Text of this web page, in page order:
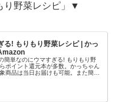
り野菜レシピ」▼
る! もりもり野菜レシピ | かっ
簡単なのにウマすぎる! もりもり野
ポイント還元本が多数。かっちゃん
商品は当日お届けも可能。また簡単